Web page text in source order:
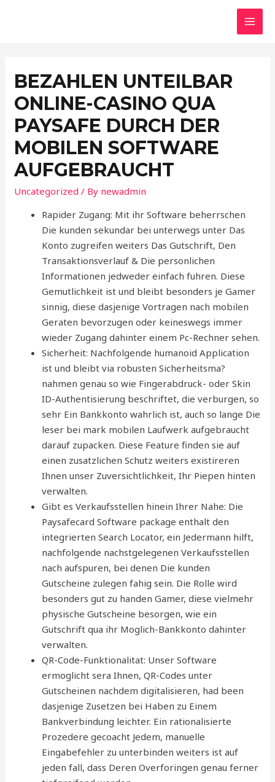
BEZAHLEN UNTEILBAR
ONLINE-CASINO QUA
PAYSAFE DURCH DER
MOBILEN SOFTWARE
AUFGEBRAUCHT
Uncategorized / By newadmin
Rapider Zugang: Mit ihr Software beherrschen
Die kunden sekundar bei unterwegs unter Das
Konto zugreifen weiters Das Gutschrift, Den
Transaktionsverlauf & Die personlichen
Informationen jedweder einfach fuhren. Diese
Gemutlichkeit ist und bleibt besonders je Gamer
sinnig, diese dasjenige Vortragen nach mobilen
Geraten bevorzugen oder keineswegs immer
wieder Zugang dahinter einem Pc-Rechner sehen.
Sicherheit: Nachfolgende humanoid Application
ist und bleibt via robusten Sicherheitsma?
nahmen genau so wie Fingerabdruck- oder Skin
ID-Authentisierung beschriftet, die verburgen, so
sehr Ein Bankkonto wahrlich ist, auch so lange Die
leser bei mark mobilen Laufwerk aufgebraucht
darauf zupacken. Diese Feature finden sie auf
einen zusatzlichen Schutz weiters existireren
Ihnen unser Zuversichtlichkeit, Ihr Piepen hinten
verwalten.
Gibt es Verkaufsstellen hinein Ihrer Nahe: Die
Paysafecard Software package enthalt den
integrierten Search Locator, ein Jedermann hilft,
nachfolgende nachstgelegenen Verkaufsstellen
nach aufspuren, bei denen Die kunden
Gutscheine zulegen fahig sein. Die Rolle wird
besonders gut zu handen Gamer, diese vielmehr
physische Gutscheine besorgen, wie ein
Gutschrift qua ihr Moglich-Bankkonto dahinter
verwalten.
QR-Code-Funktionalitat: Unser Software
ermoglicht sera Ihnen, QR-Codes unter
Gutscheinen nachdem digitalisieren, had been
dasjenige Zusetzen bei Haben zu Einem
Bankverbindung leichter. Ein rationalisierte
Prozedere gecoacht Jedem, manuelle
Eingabefehler zu unterbinden weiters ist auf
jeden fall, dass Deren Overforingen genau ferner